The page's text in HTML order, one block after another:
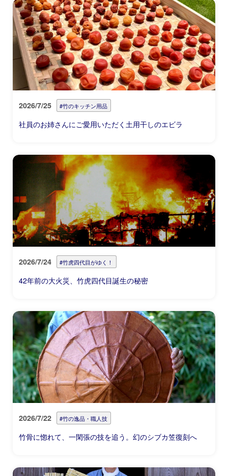
2026/7/25 #竹のキッチン用品
社員のお姉さんにご愛用いただく土用干しのエビラ
2026/7/24 #竹虎四代目がゆく！
42年前の大火災、竹虎四代目誕生の秘密
2026/7/22 #竹の逸品・職人技
竹骨に惚れて、一閑張の技を追う。幻のシブカ笠復刻へ